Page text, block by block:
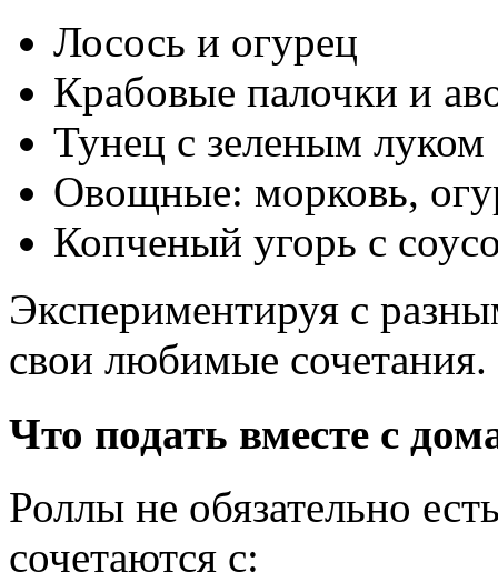
Лосось и огурец
Крабовые палочки и
Тунец с зеленым луком
Овощные: морковь,
Копченый угорь с
Экспериментируя с
свои любимые сочетания.
Что подать вместе с
Роллы не обязательно
сочетаются с: